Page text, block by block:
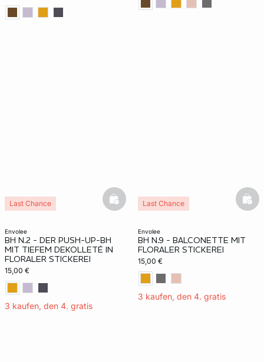
envolee
BH N.2 - DER PUSH-UP-BH
MIT TIEFEM DEKOLLETÉ IN
FLORALER STICKEREI
15,00 €
3 kaufen, den 4. gratis
Last Chance basketfull
envolee
BH N.9 - BALCONETTE MIT
FLORALER STICKEREI
15,00 €
3 kaufen, den 4. gratis
Last Chance